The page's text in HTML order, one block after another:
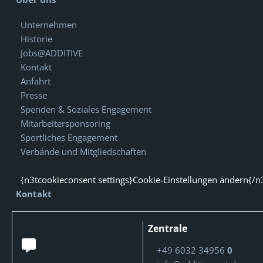
Unternehmen
Historie
Jobs@ADDITIVE
Kontakt
Anfahrt
Presse
Spenden & Soziales Engagement
Mitarbeitersponsoring
Sportliches Engagement
Verbände und Mitgliedschaften
{n3tcookieconsent settings}Cookie-Einstellungen ändern{/
Kontakt
Zentrale
+49 6032 349560